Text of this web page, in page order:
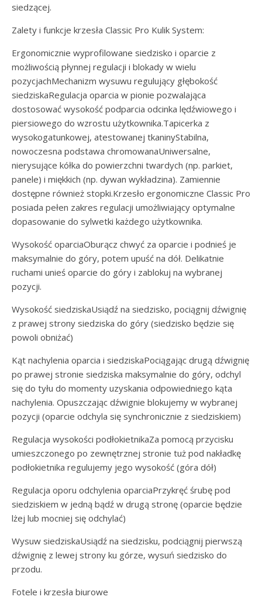
siedzącej.
Zalety i funkcje krzesła Classic Pro Kulik System:
Ergonomicznie wyprofilowane siedzisko i oparcie z
możliwością płynnej regulacji i blokady w wielu
pozycjachMechanizm wysuwu regulujący głębokość
siedziskaRegulacja oparcia w pionie pozwalająca
dostosować wysokość podparcia odcinka lędźwiowego i
piersiowego do wzrostu użytkownika.Tapicerka z
wysokogatunkowej, atestowanej tkaninyStabilna,
nowoczesna podstawa chromowanaUniwersalne,
nierysujące kółka do powierzchni twardych (np. parkiet,
panele) i miękkich (np. dywan wykładzina). Zamiennie
dostępne również stopki.Krzesło ergonomiczne Classic Pro
posiada pełen zakres regulacji umożliwiający optymalne
dopasowanie do sylwetki każdego użytkownika.
Wysokość oparciaOburącz chwyć za oparcie i podnieś je
maksymalnie do góry, potem upuść na dół. Delikatnie
ruchami unieś oparcie do góry i zablokuj na wybranej
pozycji.
Wysokość siedziskaUsiądź na siedzisko, pociągnij dźwignię
z prawej strony siedziska do góry (siedzisko będzie się
powoli obniżać)
Kąt nachylenia oparcia i siedziskaPociągając drugą dźwignię
po prawej stronie siedziska maksymalnie do góry, odchyl
się do tyłu do momenty uzyskania odpowiedniego kąta
nachylenia. Opuszczając dźwignie blokujemy w wybranej
pozycji (oparcie odchyla się synchronicznie z siedziskiem)
Regulacja wysokości podłokietnikaZa pomocą przycisku
umieszczonego po zewnętrznej stronie tuż pod nakładkę
podłokietnika regulujemy jego wysokość (góra dół)
Regulacja oporu odchylenia oparciaPrzykręć śrubę pod
siedziskiem w jedną bądź w drugą stronę (oparcie będzie
lżej lub mocniej się odchylać)
Wysuw siedziskaUsiądź na siedzisku, podciągnij pierwszą
dźwignię z lewej strony ku górze, wysuń siedzisko do
przodu.
Fotele i krzesła biurowe